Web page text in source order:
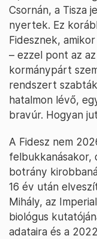
Csornán, a Tisza
nyertek. Ez
Fidesznek,
– ezzel pont az
kormánypárt
rendszert
hatalmon lévő,
bravúr. Hogyan
A Fidesz nem
felbukkanásakor,
botrány
16 év után
Mihály, az
biológus
adataira és a